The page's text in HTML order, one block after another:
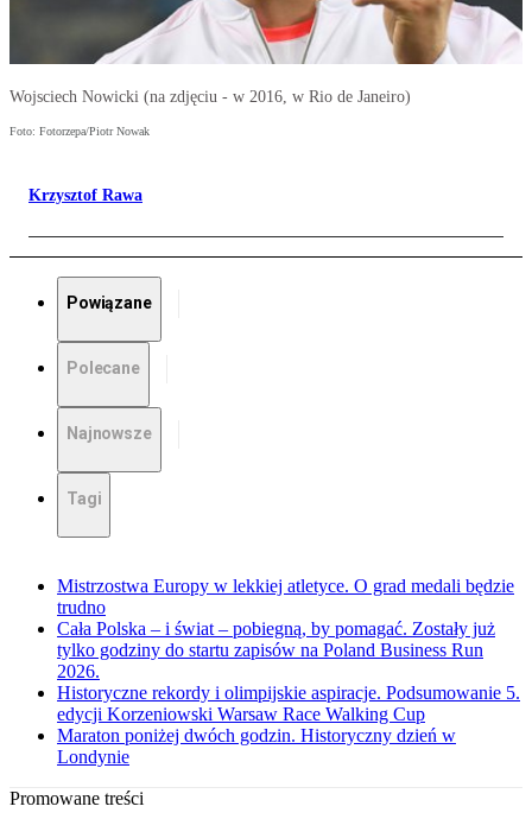
Wojsciech Nowicki (na zdjęciu - w 2016, w Rio de Janeiro)
Foto: Fotorzepa/Piotr Nowak
Krzysztof Rawa
Powiązane
Polecane
Najnowsze
Tagi
Mistrzostwa Europy w lekkiej atletyce. O grad medali będzie
trudno
Cała Polska – i świat – pobiegną, by pomagać. Zostały już
tylko godziny do startu zapisów na Poland Business Run
2026.
Historyczne rekordy i olimpijskie aspiracje. Podsumowanie 5.
edycji Korzeniowski Warsaw Race Walking Cup
Maraton poniżej dwóch godzin. Historyczny dzień w
Londynie
Promowane treści